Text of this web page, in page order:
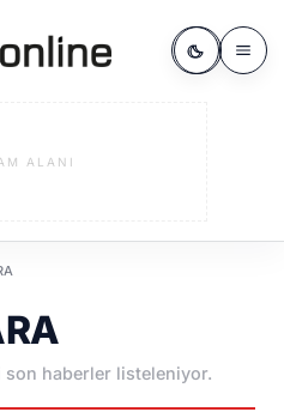
ALANI
haberler listeleniyor.